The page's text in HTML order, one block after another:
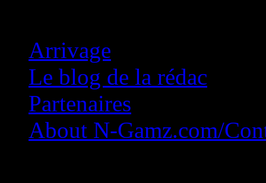
Arrivage
Le blog de la rédac
Partenaires
About N-Gamz.com/